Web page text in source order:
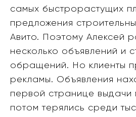
самых быстрорастущих
предложения
Авито. Поэтому Алексей
несколько объявлений и
обращений. Но клиенты
рекламы. Объявления
первой странице выдачи
потом терялись среди